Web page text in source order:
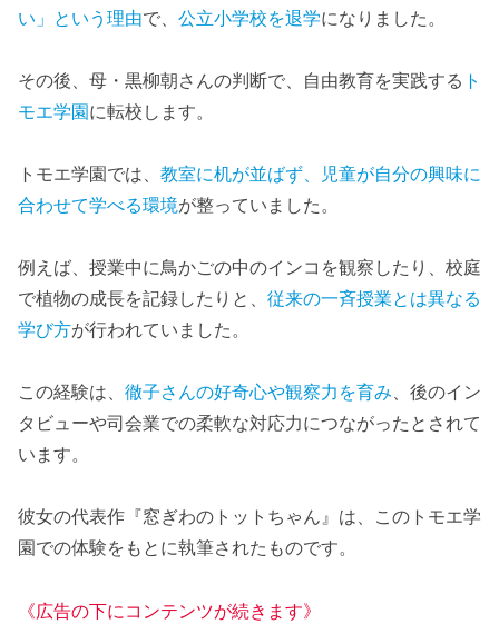
い」という理由で、 公立小学校を退学になりました。
その後、母・黒柳朝さんの判断で、自由教育を実践する ト
モエ学園に転校します。
トモエ学園では、 教室に机が並ばず、児童が自分の興味に
合わせて学べる環境が整っていました。
例えば、授業中に鳥かごの中のインコを観察したり、校庭
で植物の成長を記録したりと、 従来の一斉授業とは異なる
学び方が行われていました。
この経験は、 徹子さんの好奇心や観察力を育み、後のイン
タビューや司会業での柔軟な対応力につながったとされて
います。
彼女の代表作『窓ぎわのトットちゃん』は、このトモエ学
園での体験をもとに執筆されたものです。
《広告の下にコンテンツが続きます》